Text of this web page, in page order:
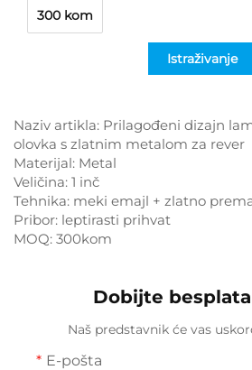
300 kom
Istraživanje
Naziv artikla: Prilagođeni dizajn
olovka s zlatnim metalom za rever
Materijal: Metal
Veličina: 1 inč
Tehnika: meki emajl + zlatno
Pribor: leptirasti prihvat
MOQ: 300kom
Dobijte
Naš predstavnik će vas
E-pošta